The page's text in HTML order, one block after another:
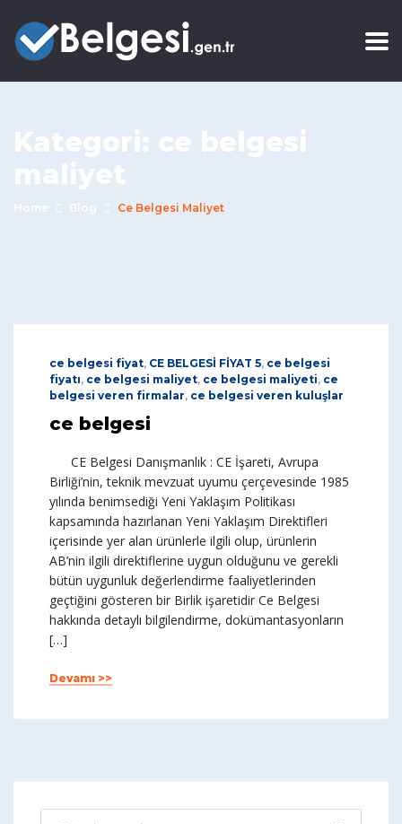
Kategori: ce belgesi
maliyet
Home Blog Ce Belgesi Maliyet
ce belgesi fiyat, CE BELGESİ FİYAT 5, ce belgesi
fiyatı, ce belgesi maliyet, ce belgesi maliyeti, ce
belgesi veren firmalar, ce belgesi veren kuluşlar
ce belgesi
CE Belgesi Danışmanlık : CE İşareti, Avrupa
Birliği’nin, teknik mevzuat uyumu çerçevesinde 1985
yılında benimsediği Yeni Yaklaşım Politikası
kapsamında hazırlanan Yeni Yaklaşım Direktifleri
içerisinde yer alan ürünlerle ilgili olup, ürünlerin
AB’nin ilgili direktiflerine uygun olduğunu ve gerekli
bütün uygunluk değerlendirme faaliyetlerinden
geçtiğini gösteren bir Birlik işaretidir Ce Belgesi
hakkında detaylı bilgilendirme, dokümantasyonların
[…]
Devamı >>